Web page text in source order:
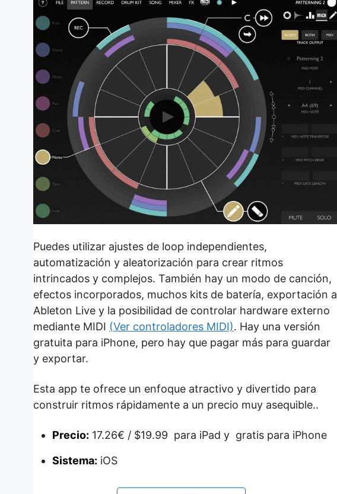
Puedes utilizar ajustes de loop independientes,
automatización y aleatorización para crear ritmos
intrincados y complejos. También hay un modo de canción,
efectos incorporados, muchos kits de batería, exportación a
Ableton Live y la posibilidad de controlar hardware externo
mediante MIDI (Ver controladores MIDI). Hay una versión
gratuita para iPhone, pero hay que pagar más para guardar
y exportar.
Esta app te ofrece un enfoque atractivo y divertido para
construir ritmos rápidamente a un precio muy asequible..
Precio: 17.26€ / $19.99 para iPad y gratis para iPhone
Sistema: iOS